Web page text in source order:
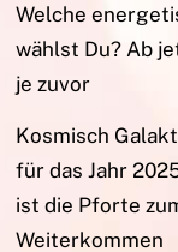
Welche
wählst Du? Ab
je zuvor
Kosmisch
für das Jahr
ist die Pforte
Weiterkommen